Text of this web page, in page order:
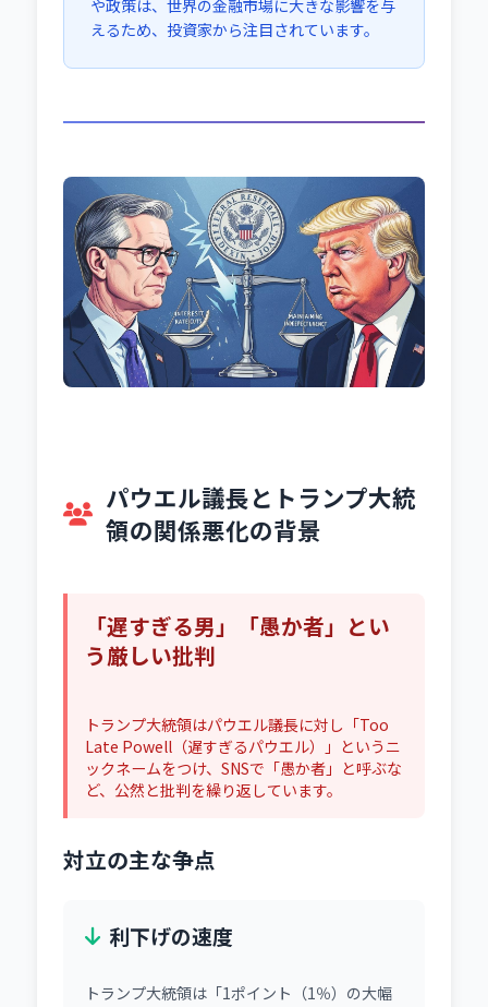
や政策は、世界の金融市場に大きな影響を与
えるため、投資家から注目されています。
パウエル議長とトランプ大統
領の関係悪化の背景
「遅すぎる男」「愚か者」とい
う厳しい批判
トランプ大統領はパウエル議長に対し「Too
Late Powell（遅すぎるパウエル）」というニ
ックネームをつけ、SNSで「愚か者」と呼ぶな
ど、公然と批判を繰り返しています。
対立の主な争点
利下げの速度
トランプ大統領は「1ポイント（1％）の大幅